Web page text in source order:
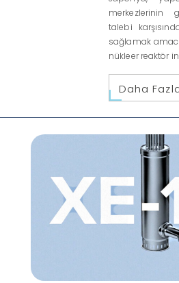
merkezlerinin
talebi
sağlamak
nükleer reaktör
Daha